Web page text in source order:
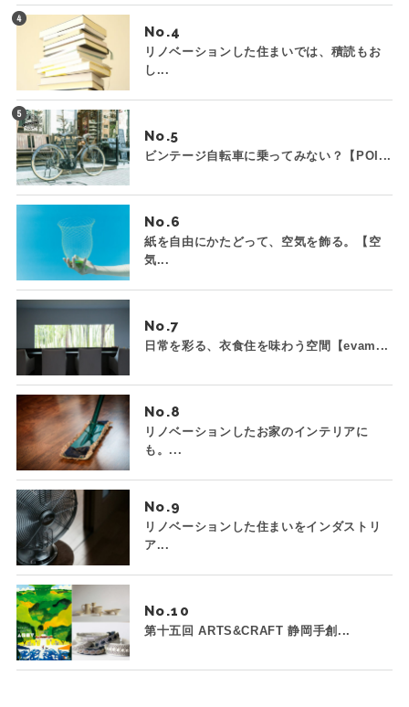
No.
リノベーションした住まいでは、積読もお
し...
No.
ビンテージ自転車に乗ってみない？【POI...
No.
紙を自由にかたどって、空気を飾る。【空
気...
No.
日常を彩る、衣食住を味わう空間【evam...
No.
リノベーションしたお家のインテリアに
も。...
No.
リノベーションした住まいをインダストリ
ア...
No.
第十五回 ARTS&CRAFT 静岡手創...